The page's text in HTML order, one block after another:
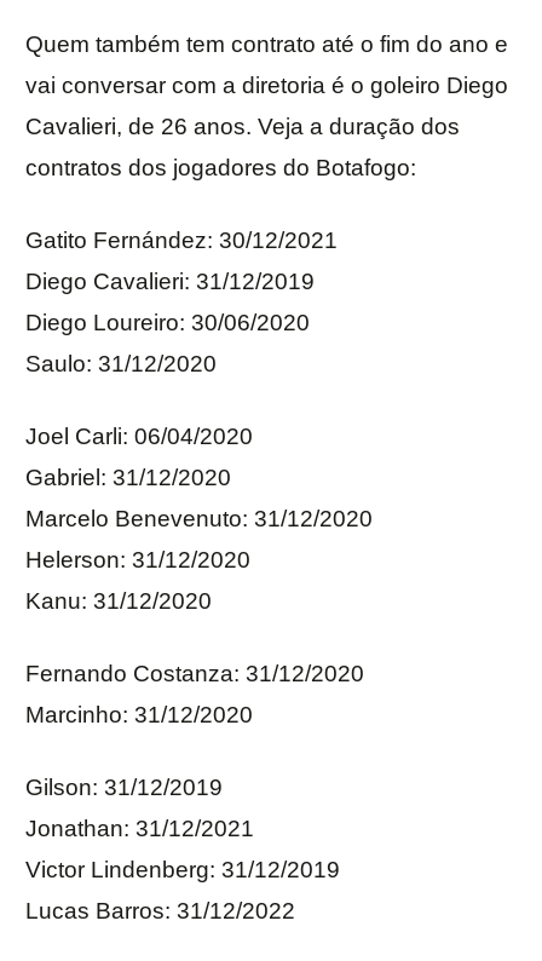
Quem também tem contrato até o fim do ano e
vai conversar com a diretoria é o goleiro Diego
Cavalieri, de 26 anos. Veja a duração dos
contratos dos jogadores do Botafogo:
Gatito Fernández: 30/12/2021
Diego Cavalieri: 31/12/2019
Diego Loureiro: 30/06/2020
Saulo: 31/12/2020
Joel Carli: 06/04/2020
Gabriel: 31/12/2020
Marcelo Benevenuto: 31/12/2020
Helerson: 31/12/2020
Kanu: 31/12/2020
Fernando Costanza: 31/12/2020
Marcinho: 31/12/2020
Gilson: 31/12/2019
Jonathan: 31/12/2021
Victor Lindenberg: 31/12/2019
Lucas Barros: 31/12/2022